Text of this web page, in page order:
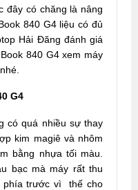
đây có chăng là nâng
840 G4 liệu có đủ
Hải Đăng đánh giá
840 G4 xem máy
G4
có quá nhiều sự thay
kim magiê và nhôm
bằng nhựa tối màu.
bạc mà máy rất thu
phía trước vì thế cho